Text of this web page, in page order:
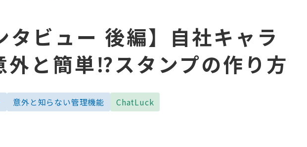
タビュー 後編】自社キャラ
外と簡単⁉スタンプの作り方
意外と知らない管理機能 ChatLuck